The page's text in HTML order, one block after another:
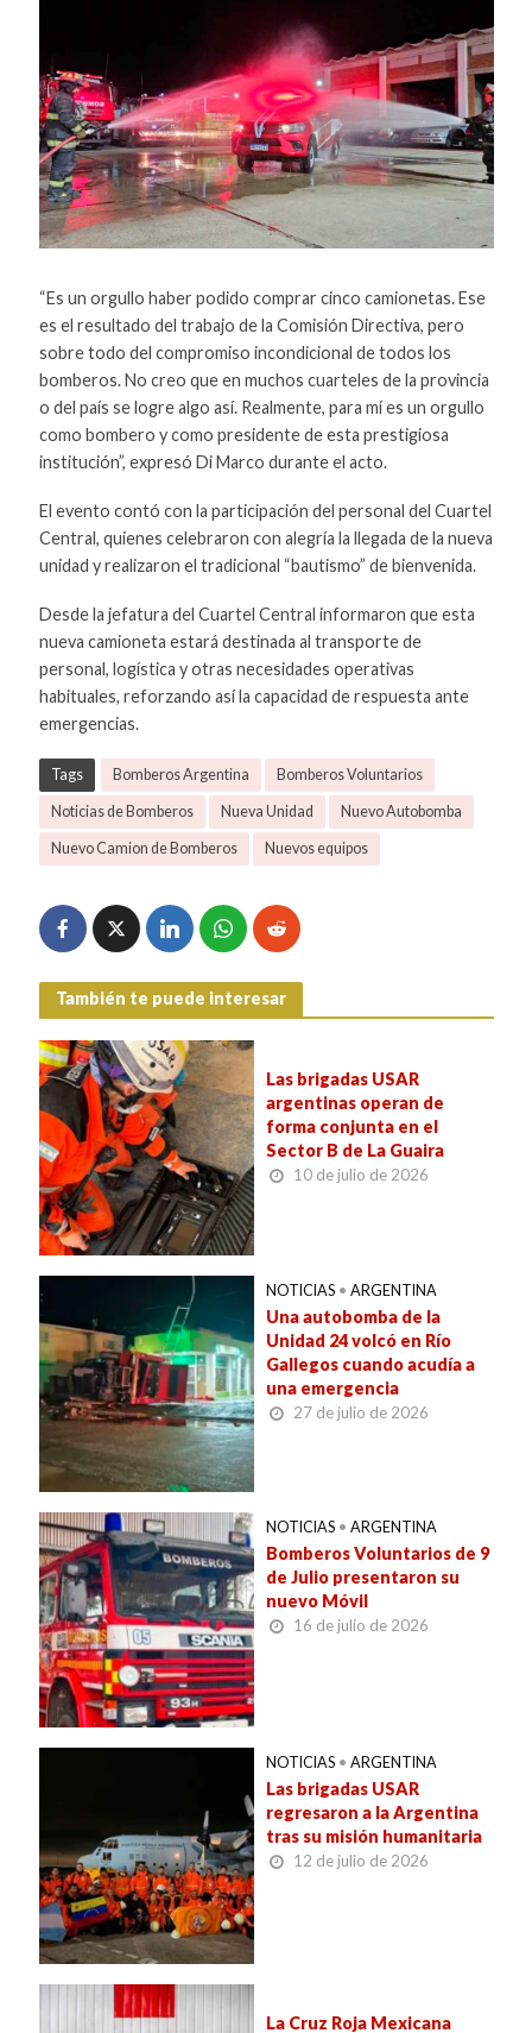
“Es un orgullo haber podido comprar cinco camionetas. Ese
es el resultado del trabajo de la Comisión Directiva, pero
sobre todo del compromiso incondicional de todos los
bomberos. No creo que en muchos cuarteles de la provincia
o del país se logre algo así. Realmente, para mí es un orgullo
como bombero y como presidente de esta prestigiosa
institución”, expresó Di Marco durante el acto.
El evento contó con la participación del personal del Cuartel
Central, quienes celebraron con alegría la llegada de la nueva
unidad y realizaron el tradicional “bautismo” de bienvenida.
Desde la jefatura del Cuartel Central informaron que esta
nueva camioneta estará destinada al transporte de
personal, logística y otras necesidades operativas
habituales, reforzando así la capacidad de respuesta ante
emergencias.
Tags Bomberos Argentina Bomberos Voluntarios
Noticias de Bomberos Nueva Unidad Nuevo Autobomba
Nuevo Camion de Bomberos Nuevos equipos
También te puede interesar
Las brigadas USAR
argentinas operan de
forma conjunta en el
Sector B de La Guaira
10 de julio de 2026
NOTICIAS • ARGENTINA
Una autobomba de la
Unidad 24 volcó en Río
Gallegos cuando acudía a
una emergencia
27 de julio de 2026
NOTICIAS • ARGENTINA
Bomberos Voluntarios de 9
de Julio presentaron su
nuevo Móvil
16 de julio de 2026
NOTICIAS • ARGENTINA
Las brigadas USAR
regresaron a la Argentina
tras su misión humanitaria
12 de julio de 2026
La Cruz Roja Mexicana